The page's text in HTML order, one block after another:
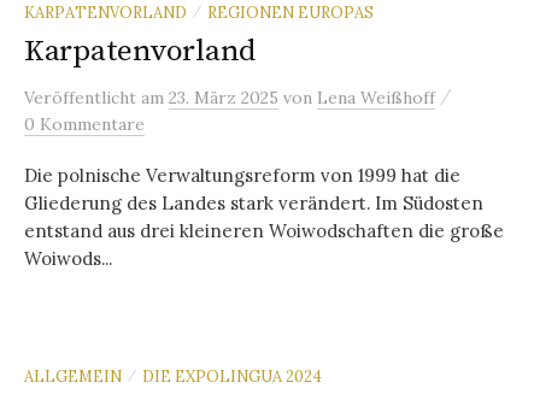
KARPATENVORLAND / REGIONEN EUROPAS
Karpatenvorland
Veröffentlicht am 23. März 2025 von Lena Weißhoff /
0 Kommentare
Die polnische Verwaltungsreform von 1999 hat die
Gliederung des Landes stark verändert. Im Südosten
entstand aus drei kleineren Woiwodschaften die große
Woiwods...
ALLGEMEIN / DIE EXPOLINGUA 2024